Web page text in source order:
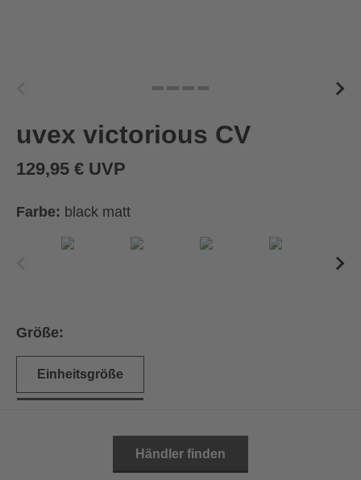
uvex victorious CV
129,95 € UVP
Farbe: black matt
Größe:
Einheitsgröße
Händler finden